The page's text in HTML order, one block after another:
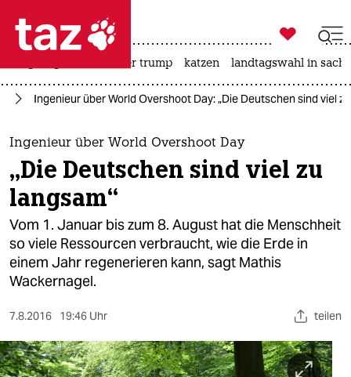
 taz zahl ich
taz zahl ich
themen
politik
öko
gesellschaft
kultur
sport
berlin

taz zahl ich
usa unter trump katzen landtagswahl in
Ingenieur über World Overshoot Day: „Die Deutschen sind viel
Ingenieur über World Overshoot Day
„Die Deutschen sind viel zu
langsam“
Vom 1. Januar bis zum 8. August hat die Menschheit
so viele Ressourcen verbraucht, wie die Erde in
einem Jahr regenerieren kann, sagt Mathis
Wackernagel.
7.8.2016 19:46 Uhr teilen